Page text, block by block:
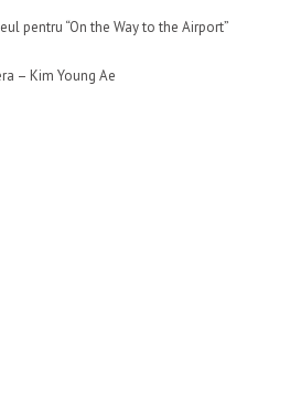
pentru “On the Way to the Airport”
– Kim Young Ae